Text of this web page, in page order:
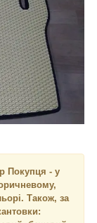
Покупця - у
Також, за